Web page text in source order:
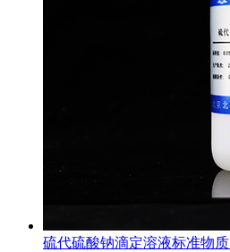
硫代硫酸钠滴定溶液标准物质